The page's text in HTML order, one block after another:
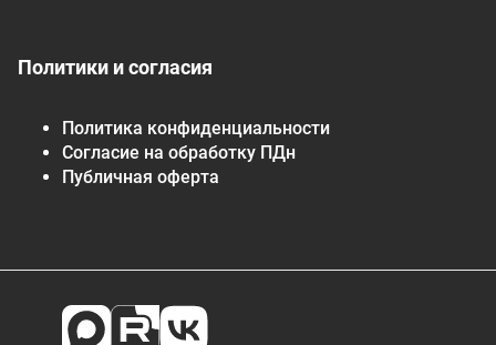
Политики и согласия
Политика конфиденциальности
Согласие на обработку ПДн
Публичная оферта